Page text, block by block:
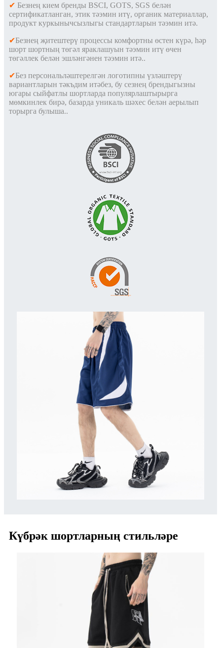
✔ Безнең кием бренды BSCI, GOTS, SGS белән
сертификатланган, этик тәэмин итү, органик материаллар,
продукт куркынычсызлыгы стандартларын тәэмин итә.
✔Безнең җитештерү процессы комфортны өстен күрә, һәр
шорт шортның төгәл яраклашуын тәэмин итү өчен
төгәллек белән эшләнгәнен тәэмин итә..
✔Без персональләштерелгән логотипны үзләштерү
вариантларын тәкъдим итәбез, бу сезнең брендыгызны
югары сыйфатлы шортларда популярлаштырырга
мөмкинлек бирә, базарда уникаль шәхес белән аерылып
торырга булыша..
Күбрәк шортларның стильләре